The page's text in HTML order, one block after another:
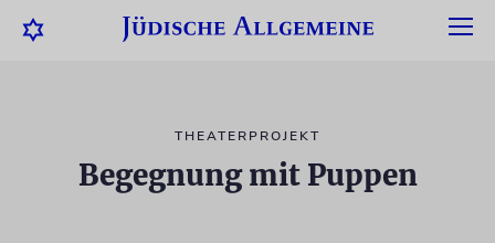
THEATERPROJEKT
Begegnung mit Puppen